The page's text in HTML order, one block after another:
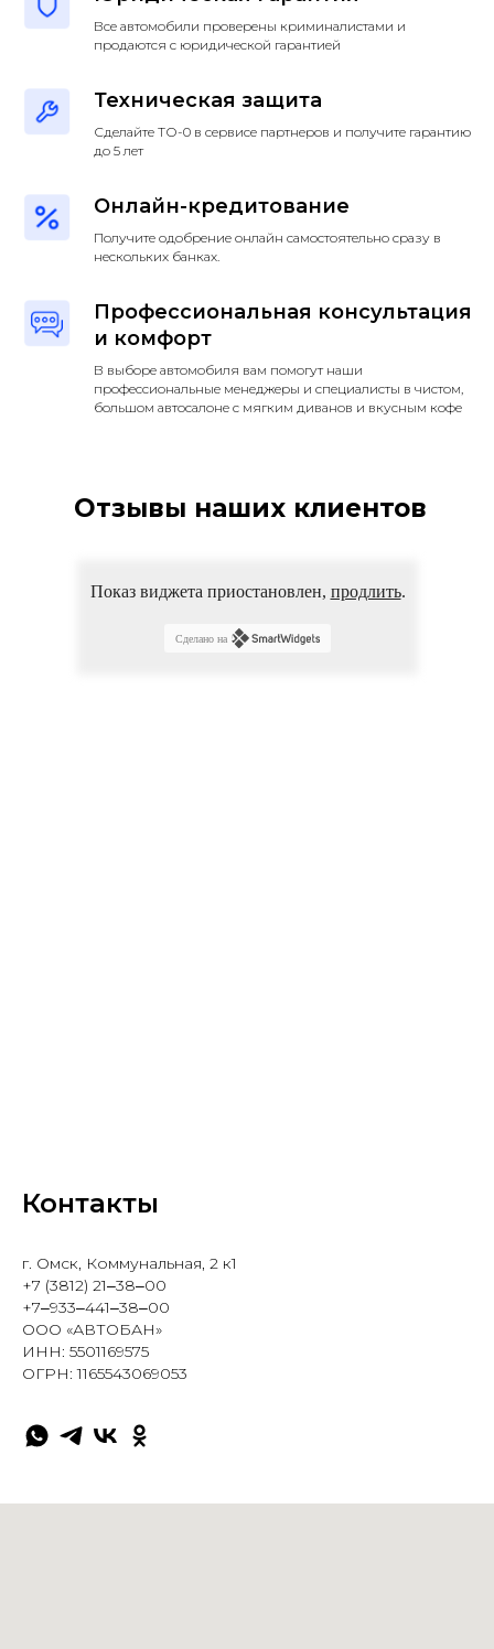
Все автомобили проверены криминалистами и
продаются с юридической гарантией
Техническая защита
Сделайте ТО-0 в сервисе партнеров и получите гарантию
до 5 лет
Онлайн-кредитование
Получите одобрение онлайн самостоятельно сразу в
нескольких банках.
Профессиональная консультация
и комфорт
В выборе автомобиля вам помогут наши
профессиональные менеджеры и специалисты в чистом,
большом автосалоне с мягким диванов и вкусным кофе
Отзывы наших клиентов
Показ виджета приостановлен, продлить.
Сделано на
Контакты
​г. Омск, Коммунальная, 2 к1
+7 (3812) 21‒38‒00
+7‒933‒441‒38‒00
ООО «АВТОБАН»
ИНН: 5501169575
ОГРН: 1165543069053